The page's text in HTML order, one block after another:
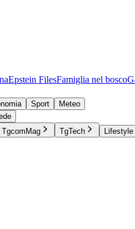
Epstein FilesFamiglia nel bosco
Sport
Meteo
TgcomMag TgTech Lifestyle